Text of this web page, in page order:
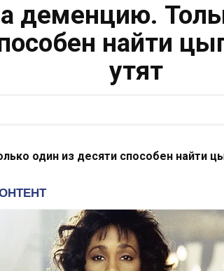
деменцию.
найти
утят
один из десяти способен найти